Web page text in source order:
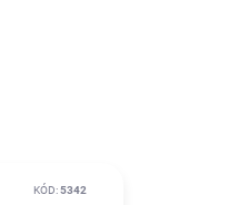
KÓD:5342